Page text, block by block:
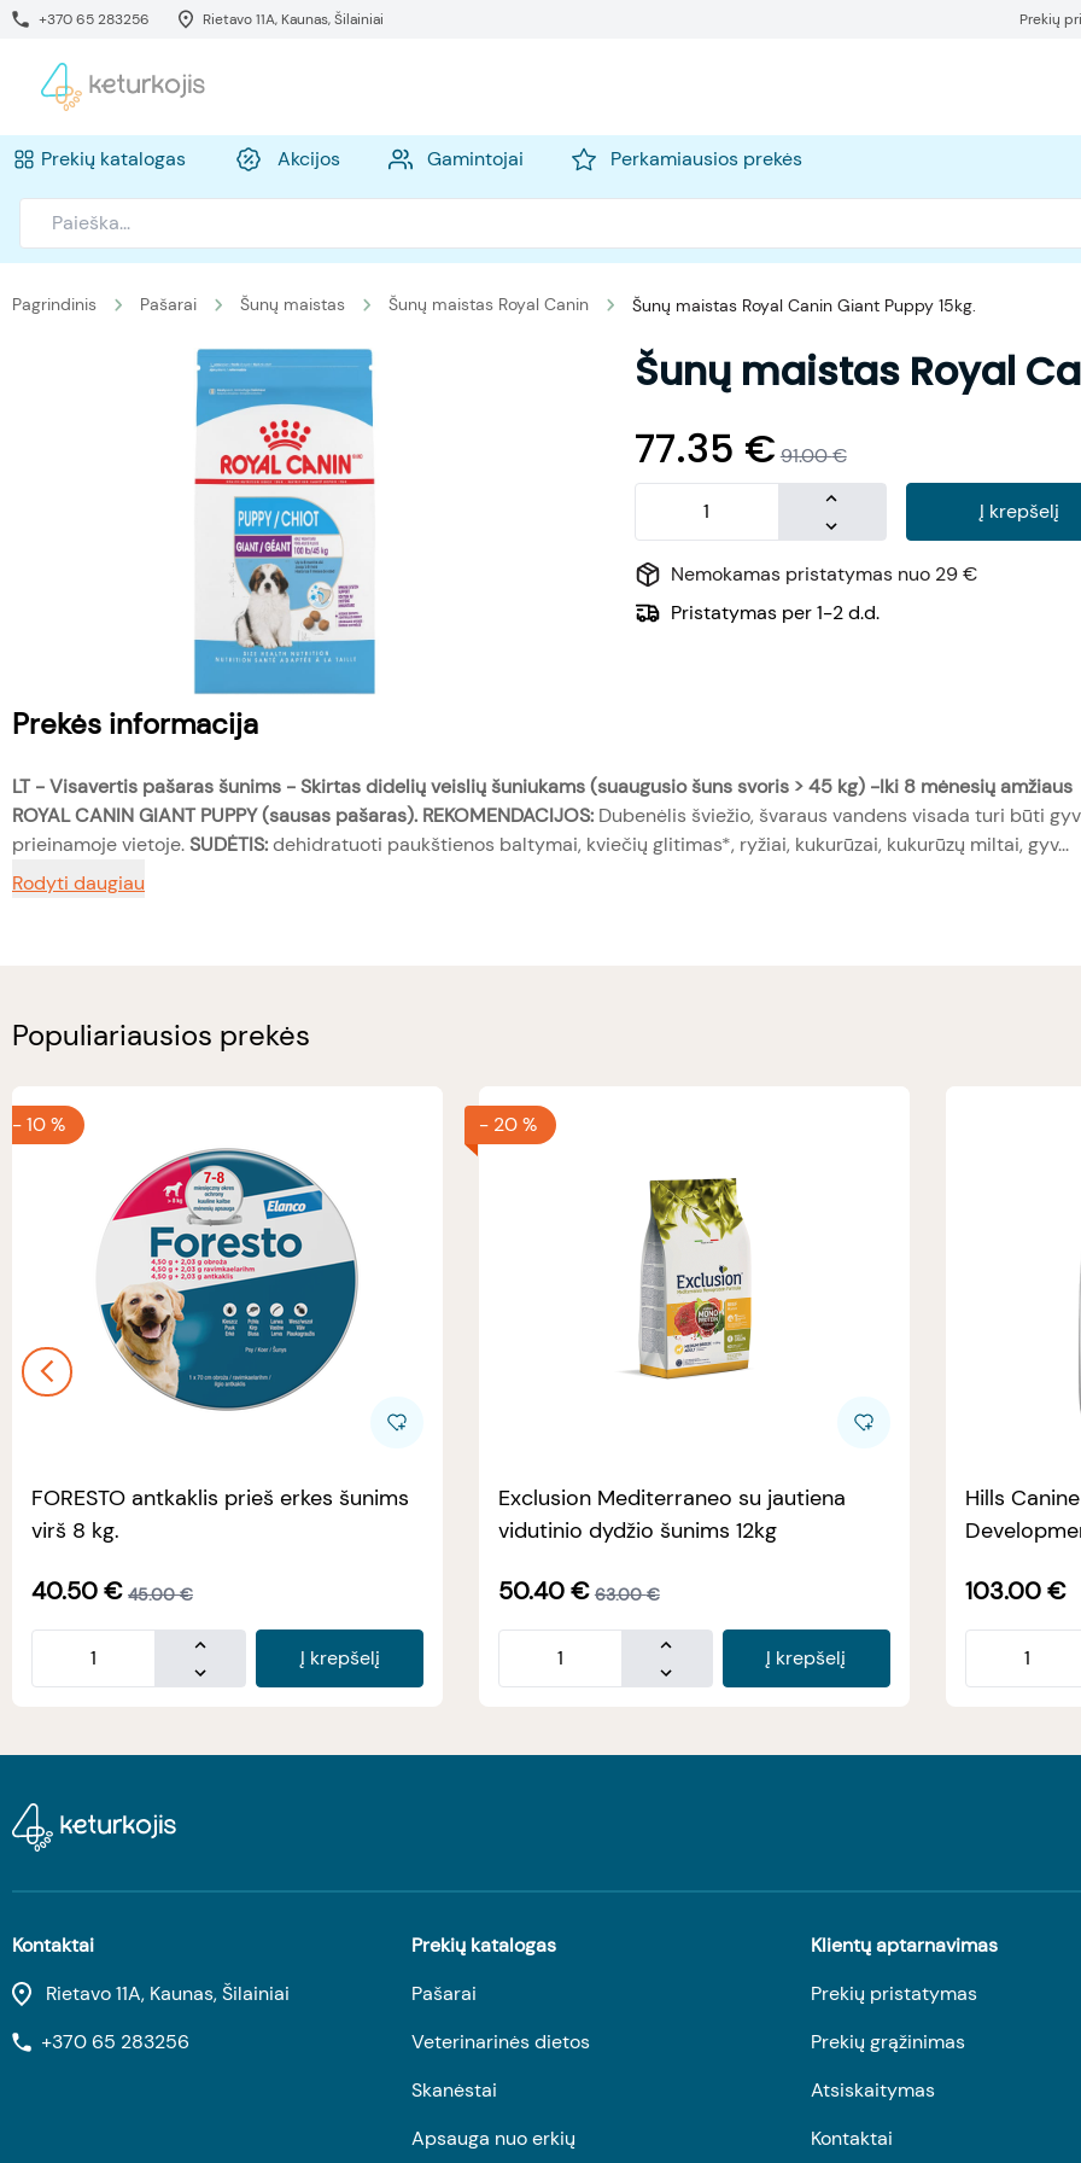
+370 65 283256 Rietavo 11A, Kaunas, Šilainiai Prekių
Prekių katalogas Akcijos Gamintojai Perkamiausios prekės
Pagrindinis Pašarai Šunų maistas Šunų maistas Royal Canin Šunų maistas Royal Canin Giant Puppy 15kg.
Šunų maistas Royal
77.35 € 91.00€
Į krepšelį
Nemokamas pristatymas nuo 29 €
Pristatymas per 1-2 d.d.
Prekės informacija
LT -Visavertis pašaras šunims - Skirtas didelių veislių šuniukams (suaugusio šuns svoris > 45 kg) -Iki 8 mėnesių amžiaus
ROYAL CANIN GIANT PUPPY (sausas pašaras). REKOMENDACIJOS: Dubenėlis šviežio, švaraus vandens visada turi būti
prieinamoje vietoje.SUDĖTIS:dehidratuoti paukštienos baltymai, kviečių glitimas*, ryžiai, kukurūzai, kukurūzų miltai, gyv...
Rodyti daugiau
Populiariausios prekės
-10 %
FORESTO antkaklis prieš erkes šunims
virš 8 kg.
40.50€ 45.00 €
Į krepšelį
- 20 %
Exclusion Mediterraneo su jautiena
vidutinio dydžio šunims 12kg
50.40€ 63.00 €
Į krepšelį
Hills
103.00 €
Kontaktai
Rietavo 11A, Kaunas, Šilainiai
+370 65 283256
Prekių katalogas
Pašarai
Veterinarinės dietos
Skanėstai
Apsauga nuo erkių
Klientų aptarnavimas
Prekių pristatymas
Prekių grąžinimas
Atsiskaitymas
Kontaktai